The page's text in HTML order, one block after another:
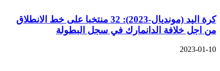
كرة اليد (مونديال-2023): 32 منتخبا على خط الانطلاق
من اجل خلافة الدانمارك في سجل البطولة
2023-01-10